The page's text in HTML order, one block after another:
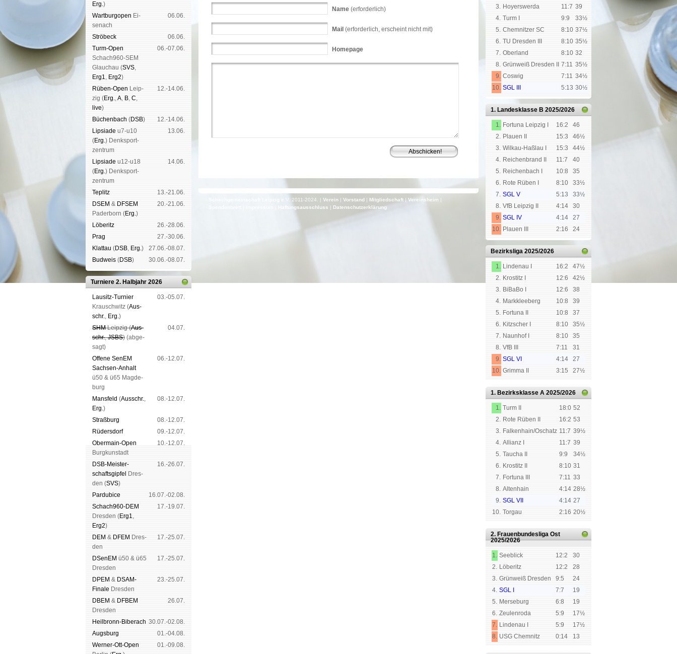
Erg.)
Wart­burg­open Ei­
se­nach
06.06.
Strö­beck
06.06.
Turm-Open
Schach960-SEM
Glau­chau (SVS,
Erg1, Erg2)
06.-07.06.
Rüben-Open Leip­
zig (Erg.,A, B, C,
live)
12.-14.06.
Büchen­bach (DSB)
12.-14.06.
Lipsiade u7-u10
(Erg.) Denk­sport­
zen­trum
13.06.
Lipsiade u12-u18
(Erg.) Denk­sport­
zen­trum
14.06.
Tep­litz
13.-21.06.
DSEM & DFSEM
Pader­born (Erg.)
20.-21.06.
Lö­be­ritz
26.-28.06.
Prag
27.-30.06.
Klat­tau (DSB, Erg.)
27.06.-08.07.
Bud­weis (DSB) 30.06.-08.07.
Turniere 2. Halbjahr 2026
Lau­sitz-Tur­nier
Krausch­witz (Aus­
schr., Erg.)
03.-05.07.
SHMLeip­zig (Aus­
schr.,JSBS) (ab­ge­
sagt)
04.07.
Offene SenEM
Sach­sen-An­halt
ü50 & ü65 Mag­de­
burg
06.-12.07.
Mans­feld (Aus­schr.,
Erg.)
08.-12.07.
Straß­burg
08.-12.07.
Rüders­dorf
09.-12.07.
Ober­main-Open
Burg­kun­stadt
10.-12.07.
DSB-Meister­
schafts­gipfel
Dres­
den (SVS)
16.-26.07.
Pardu­bice
16.07.-02.08.
Schach960-DEM
Dres­den (Erg1,
Erg2)
17.-19.07.
DEM & DFEM Dres­
den
17.-25.07.
DSenEM ü50 & ü65
Dres­den
17.-25.07.
DPEM & DSAM-
Finale Dres­den
23.-25.07.
DBEM & DFBEM
Dres­den
26.07.
Heil­bronn-Bi­ber­ach 30.07.-02.08.
Augs­burg
01.-04.08.
Werner-Ott-Open
01.-09.08.
Name (erforderlich)
Mail (erforderlich, erscheint nicht mit)
Homepage
e.V. 2011-2024. | Verein | Vorstand | Mitgliedschaft | Vereinsheim |
Haf­tungs­aus­schluss | Daten­schutz­er­klä­rung
3. Hoyerswerda 11:7 39
4. Turm I 9:9
33½
5. Chemnitzer SC 8:10 37½
6. TU Dresden III 8:10 35½
7. Oberland 8:10 32
8. Grünweiß Dresden II 7:11 35½
9. Coswig 7:11 34½
10. SGL III 5:13 30½
1. Landesklasse B 2025/2026
1. Fortuna Leipzig I 16:2
46
2. Plauen II 15:3
46½
3. Wilkau-Haßlau I 15:3
44½
4. Reichenbrand II 11:7
40
5. Reichenbach I 10:8
35
6. Rote Rüben I 8:10
33½
7. SGL V 5:13
33½
8. VfB Leipzig II 4:14
30
9. SGL IV 4:14
27
10. Plauen III 2:16 24
Bezirksliga 2025/2026
1. Lindenau I 16:2
47½
2. Krostitz I 12:6
42½
3. BiBaBo I 12:6
38
4. Markkleeberg 10:8
39
5. Fortuna II 10:8
37
6. Kitzscher I 8:10
35½
7. Naunhof I 8:10
35
8. VfB III 7:11
31
9. SGL VI 4:14
27
10. Grimma II 3:15 27½
1. Bezirksklasse A 2025/2026
1. Turm II 18:0 52
2. Rote Rüben II 16:2 53
3. Falkenhain/Oschatz 11:7 39½
4. Allianz I 11:7 39
5. Taucha II 9:9
34½
6. Krostitz II 8:10 31
7. Fortuna III 7:11 33
8. Altenhain 4:14 28½
9. SGL VII 4:14 27
10. Torgau 2:16 20½
2. Frauenbundesliga Ost
2025/2026
1. Seeblick 12:2
30
2. Löberitz 12:2
28
3. Grünweiß Dresden 9:5
24
4. SGL I 7:7
19
5. Merseburg 6:8
19
6. Zeulenroda 5:9
17½
7. Lindenau I 5:9
17½
8. USG Chemnitz 0:14 13